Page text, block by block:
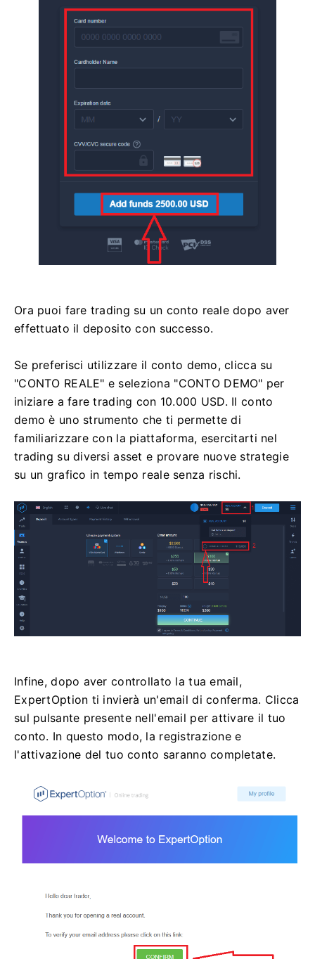
Ora puoi fare trading su un conto reale dopo aver
effettuato il deposito con successo.
Se preferisci utilizzare il conto demo, clicca su
"CONTO REALE" e seleziona "CONTO DEMO" per
iniziare a fare trading con 10.000 USD. Il conto
demo è uno strumento che ti permette di
familiarizzare con la piattaforma, esercitarti nel
trading su diversi asset e provare nuove strategie
su un grafico in tempo reale senza rischi.
Infine, dopo aver controllato la tua email,
ExpertOption ti invierà un'email di conferma. Clicca
sul pulsante presente nell'email per attivare il tuo
conto. In questo modo, la registrazione e
l'attivazione del tuo conto saranno completate.